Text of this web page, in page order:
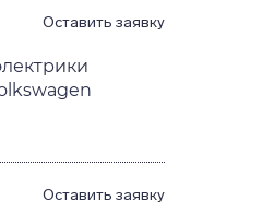
Оставить заявку
Оставить заявку